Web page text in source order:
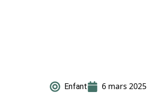
Enfant 6 mars 2025